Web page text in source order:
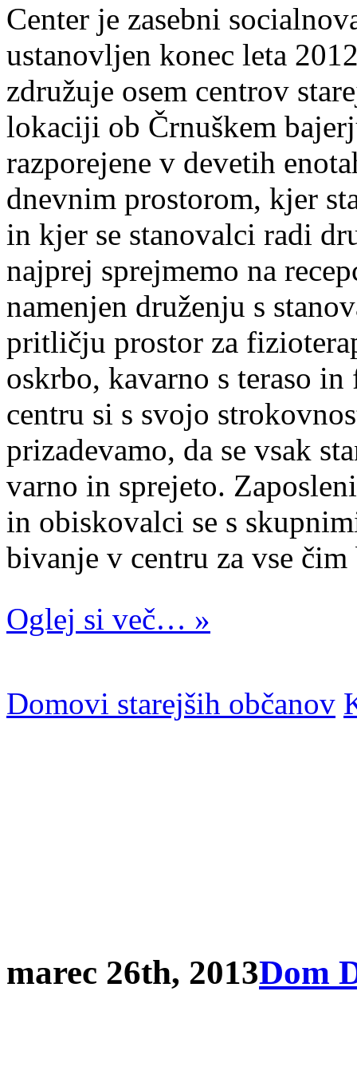
Center je zasebni
ustanovljen konec leta
združuje osem centrov
lokaciji ob Črnuškem
razporejene v devetih
dnevnim prostorom, kjer
in kjer se stanovalci radi
najprej sprejmemo na
namenjen druženju s
pritličju prostor za
oskrbo, kavarno s teraso
centru si s svojo
prizadevamo, da se vsak
varno in sprejeto.
in obiskovalci se s
bivanje v centru za vse
Oglej si več… »
Domovi starejših občanov
marec 26th, 2013Dom